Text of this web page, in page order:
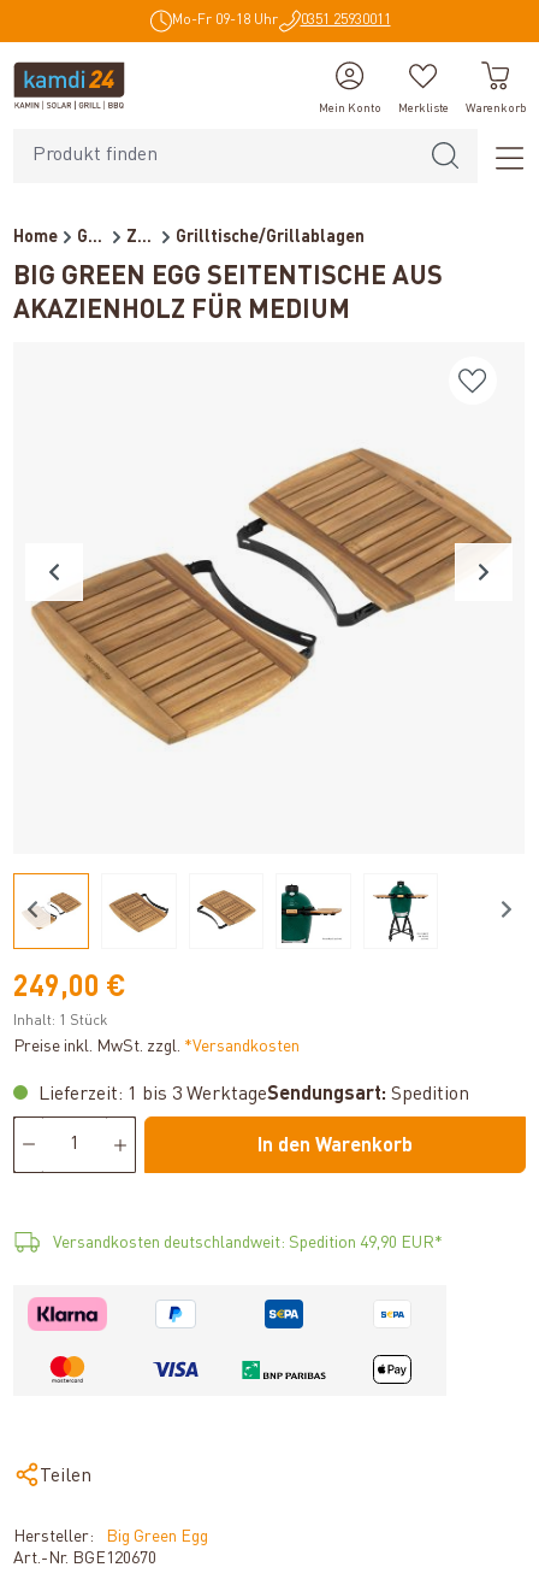
Mo-Fr 09-18 Uhr 0351 25930011
Mein Konto Merkliste Warenkorb
Home Grillzubehör Zubehör Grilltische/Grillablagen
BIG GREEN EGG SEITENTISCHE AUS
AKAZIENHOLZ FÜR MEDIUM
249,00 €
Inhalt: 1 Stück
Preise inkl. MwSt. zzgl. *Versandkosten
Lieferzeit: 1 bis 3 WerktageSendungsart: Spedition
In den Warenkorb
Versandkosten deutschlandweit: Spedition 49,90 EUR*
Teilen
Hersteller:
Big Green Egg
Art.-Nr. BGE120670